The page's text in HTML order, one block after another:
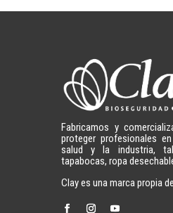
Fabricamos y
proteger profesionales
salud y la industria,
tapabocas, ropa
Clay es una marca propia